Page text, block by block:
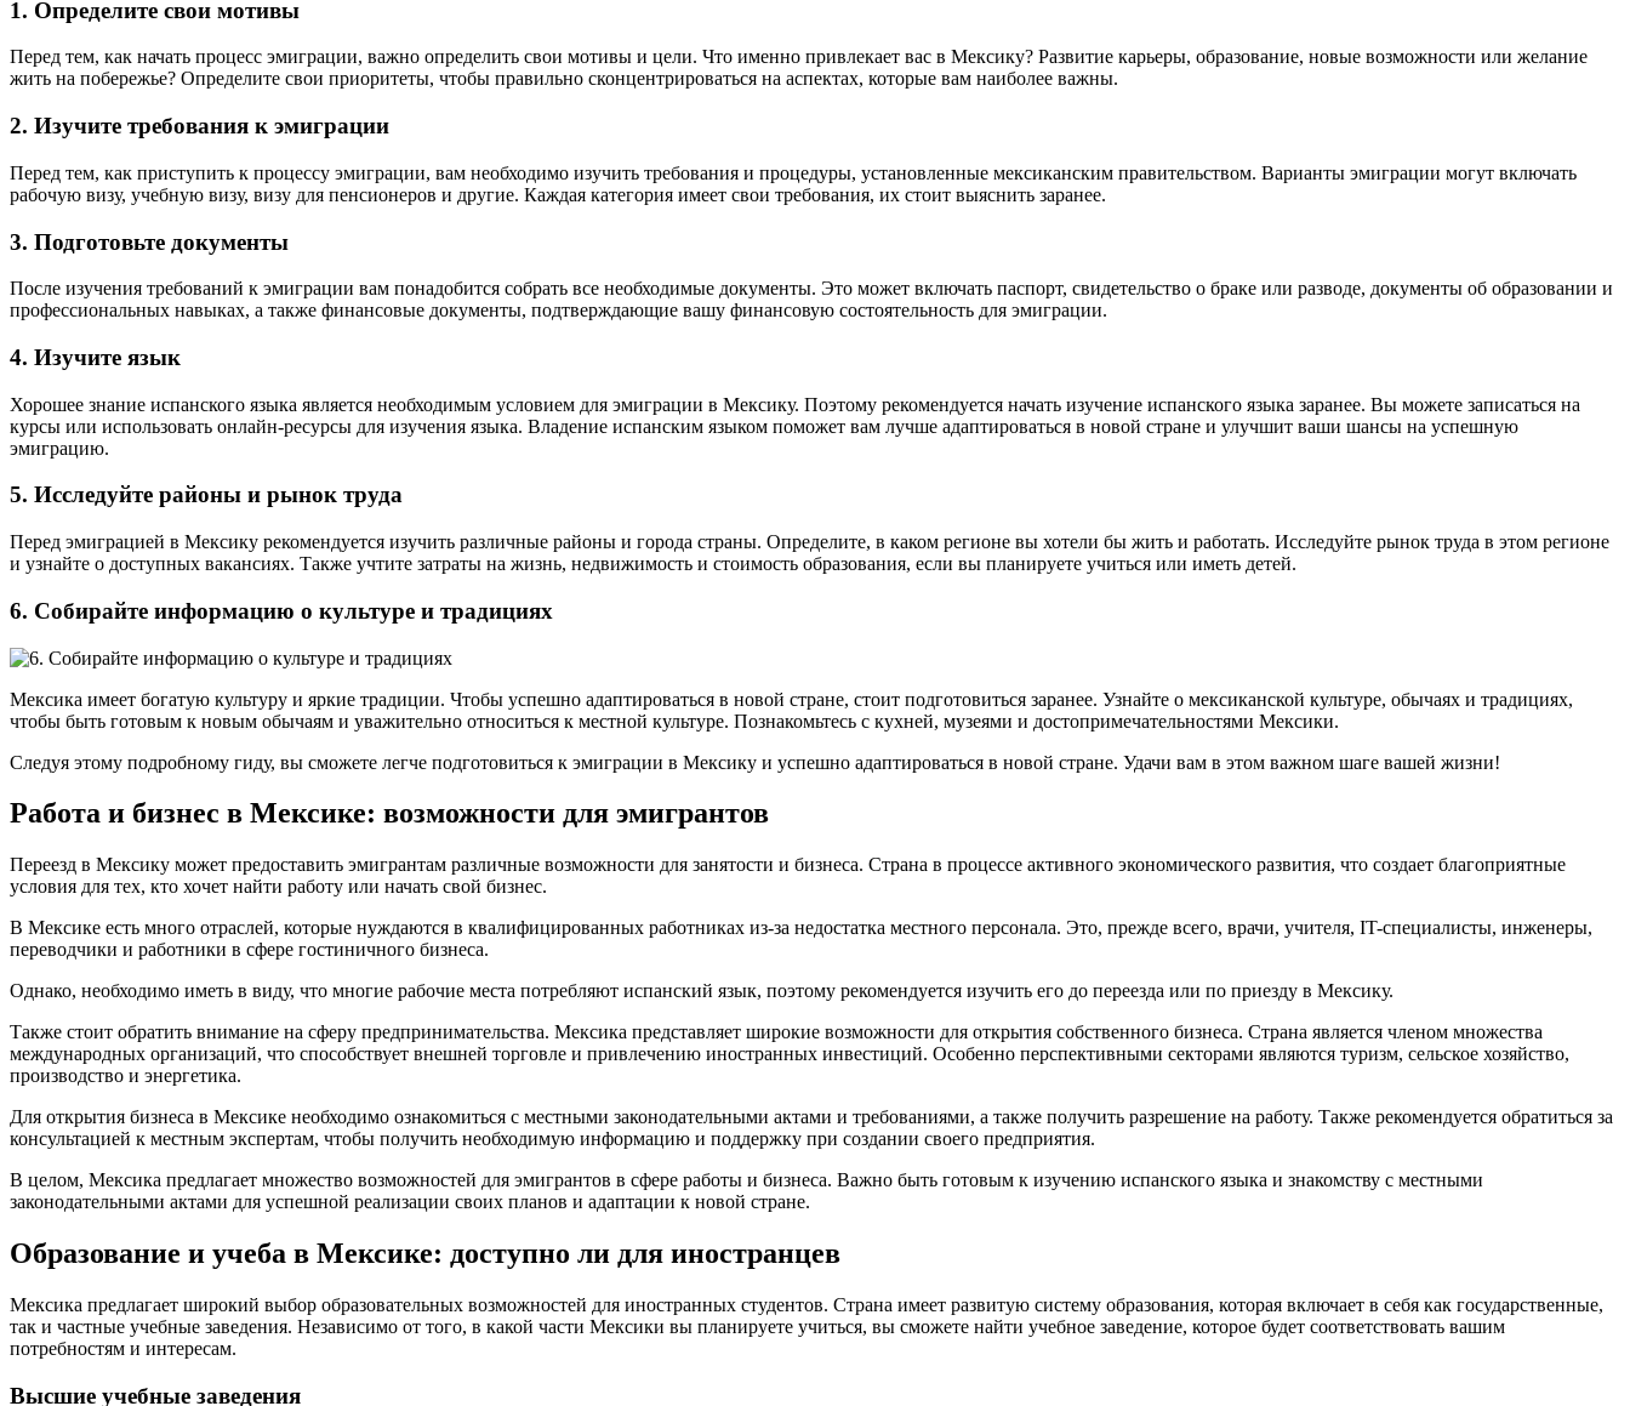
1. Определите свои мотивы
Перед тем, как начать процесс эмиграции, важно определить свои мотивы и цели. Что именно привлекает вас в Мексику? Развитие карьеры, образование, новые возможности или желание
жить на побережье? Определите свои приоритеты, чтобы правильно сконцентрироваться на аспектах, которые вам наиболее важны.
2. Изучите требования к эмиграции
Перед тем, как приступить к процессу эмиграции, вам необходимо изучить требования и процедуры, установленные мексиканским правительством. Варианты эмиграции могут включать
рабочую визу, учебную визу, визу для пенсионеров и другие. Каждая категория имеет свои требования, их стоит выяснить заранее.
3. Подготовьте документы
После изучения требований к эмиграции вам понадобится собрать все необходимые документы. Это может включать паспорт, свидетельство о браке или разводе, документы об образовании и
профессиональных навыках, а также финансовые документы, подтверждающие вашу финансовую состоятельность для эмиграции.
4. Изучите язык
Хорошее знание испанского языка является необходимым условием для эмиграции в Мексику. Поэтому рекомендуется начать изучение испанского языка заранее. Вы можете записаться на
курсы или использовать онлайн-ресурсы для изучения языка. Владение испанским языком поможет вам лучше адаптироваться в новой стране и улучшит ваши шансы на успешную
эмиграцию.
5. Исследуйте районы и рынок труда
Перед эмиграцией в Мексику рекомендуется изучить различные районы и города страны. Определите, в каком регионе вы хотели бы жить и работать. Исследуйте рынок труда в этом регионе
и узнайте о доступных вакансиях. Также учтите затраты на жизнь, недвижимость и стоимость образования, если вы планируете учиться или иметь детей.
6. Собирайте информацию о культуре и традициях
Мексика имеет богатую культуру и яркие традиции. Чтобы успешно адаптироваться в новой стране, стоит подготовиться заранее. Узнайте о мексиканской культуре, обычаях и традициях,
чтобы быть готовым к новым обычаям и уважительно относиться к местной культуре. Познакомьтесь с кухней, музеями и достопримечательностями Мексики.
Следуя этому подробному гиду, вы сможете легче подготовиться к эмиграции в Мексику и успешно адаптироваться в новой стране. Удачи вам в этом важном шаге вашей жизни!
Работа и бизнес в Мексике: возможности для эмигрантов
Переезд в Мексику может предоставить эмигрантам различные возможности для занятости и бизнеса. Страна в процессе активного экономического развития, что создает благоприятные
условия для тех, кто хочет найти работу или начать свой бизнес.
В Мексике есть много отраслей, которые нуждаются в квалифицированных работниках из-за недостатка местного персонала. Это, прежде всего, врачи, учителя, IT-специалисты, инженеры,
переводчики и работники в сфере гостиничного бизнеса.
Однако, необходимо иметь в виду, что многие рабочие места потребляют испанский язык, поэтому рекомендуется изучить его до переезда или по приезду в Мексику.
Также стоит обратить внимание на сферу предпринимательства. Мексика представляет широкие возможности для открытия собственного бизнеса. Страна является членом множества
международных организаций, что способствует внешней торговле и привлечению иностранных инвестиций. Особенно перспективными секторами являются туризм, сельское хозяйство,
производство и энергетика.
Для открытия бизнеса в Мексике необходимо ознакомиться с местными законодательными актами и требованиями, а также получить разрешение на работу. Также рекомендуется обратиться за
консультацией к местным экспертам, чтобы получить необходимую информацию и поддержку при создании своего предприятия.
В целом, Мексика предлагает множество возможностей для эмигрантов в сфере работы и бизнеса. Важно быть готовым к изучению испанского языка и знакомству с местными
законодательными актами для успешной реализации своих планов и адаптации к новой стране.
Образование и учеба в Мексике: доступно ли для иностранцев
Мексика предлагает широкий выбор образовательных возможностей для иностранных студентов. Страна имеет развитую систему образования, которая включает в себя как государственные,
так и частные учебные заведения. Независимо от того, в какой части Мексики вы планируете учиться, вы сможете найти учебное заведение, которое будет соответствовать вашим
потребностям и интересам.
Высшие учебные заведения